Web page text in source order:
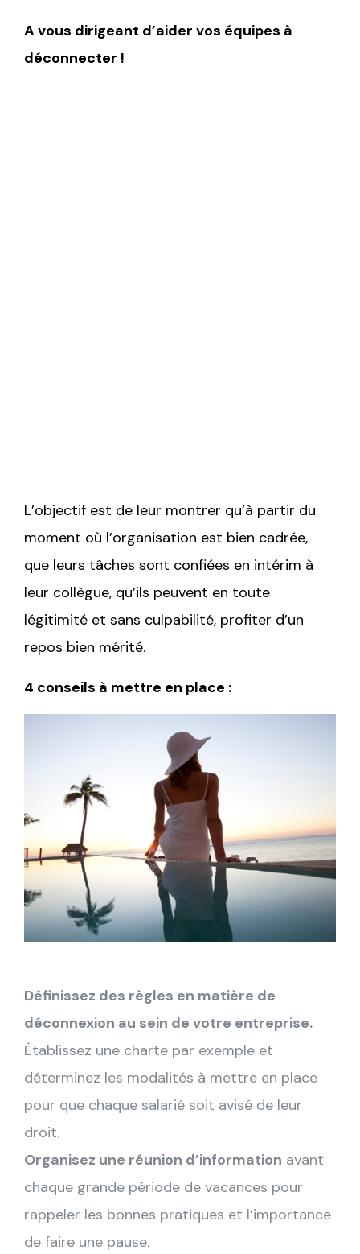
A vous dirigeant d’aider vos équipes à
déconnecter !
L’objectif est de leur montrer qu’à partir du
moment où l’organisation est bien cadrée,
que leurs tâches sont confiées en intérim à
leur collègue, qu’ils peuvent en toute
légitimité et sans culpabilité, profiter d’un
repos bien mérité.
4 conseils à mettre en place :
Définissez des règles en matière de
déconnexion au sein de votre entreprise.
Établissez une charte par exemple et
déterminez les modalités à mettre en place
pour que chaque salarié soit avisé de leur
droit.
Organisez une réunion d’information avant
chaque grande période de vacances pour
rappeler les bonnes pratiques et l’importance
de faire une pause.